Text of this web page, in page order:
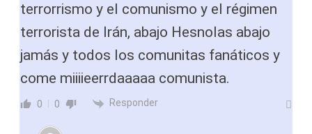
terrorrismo y el comunismo y el régimen
terrorista de Irán, abajo Hesnolas abajo
jamás y todos los comunitas fanáticos y
come miiiieerrdaaaaa comunista.
0 0 Responder